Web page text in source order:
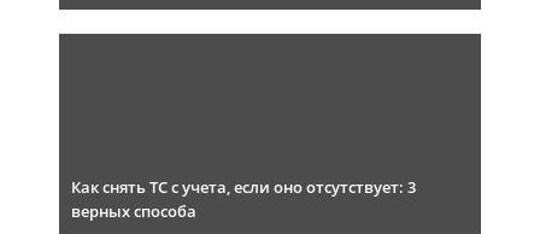
Как снять ТС с учета, если оно отсутствует: 3
верных способа